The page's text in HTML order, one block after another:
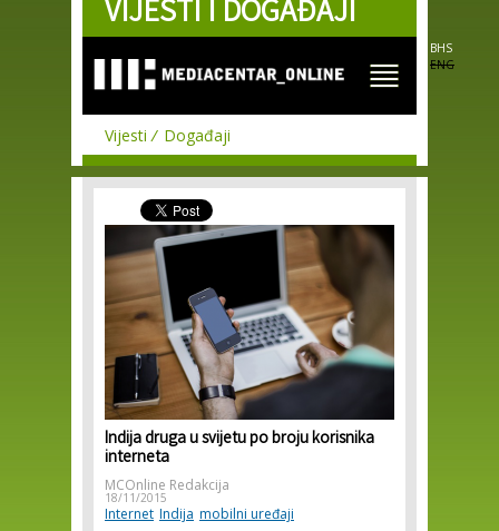
Skip to
main
VIJESTI I DOGAĐAJI
BHS
ENG
Vijesti Događaji
Indija druga u svijetu po broju korisnika
interneta
MCOnline Redakcija
18/11/2015
Internet Indija mobilni uređaji